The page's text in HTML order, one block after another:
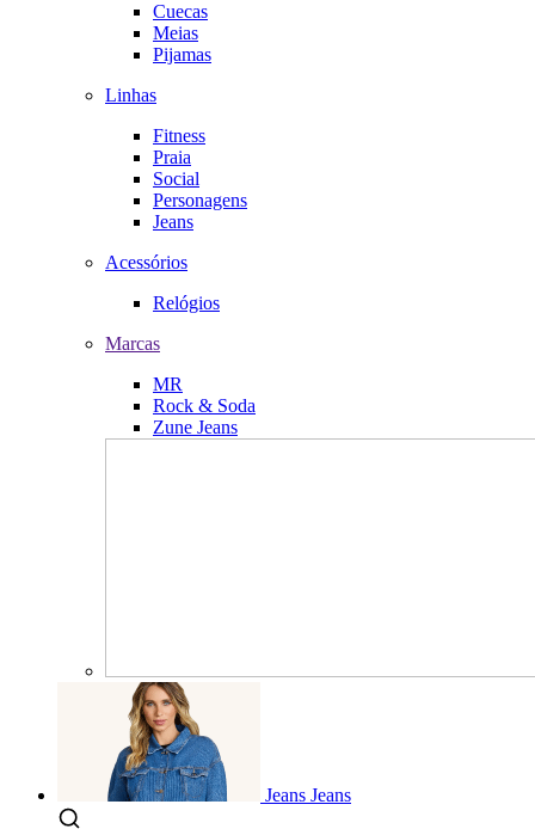
Cuecas
Meias
Pijamas
Linhas
Fitness
Praia
Social
Personagens
Jeans
Acessórios
Relógios
Marcas
MR
Rock & Soda
Zune Jeans
Jeans Jeans